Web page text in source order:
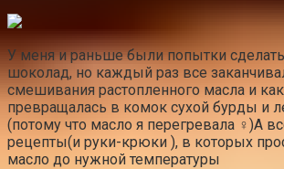
У меня и раньше были попытки
шоколад, но каждый раз все
смешивания растопленного масла и
превращалась в комок сухой бурды и
(потому что масло я перегревала ‍♀️)А
рецепты(и руки-крюки ), в которых
масло до нужной температуры